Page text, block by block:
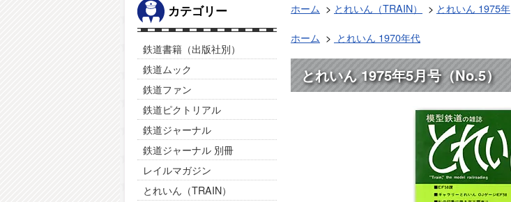
カテゴリー
鉄道書籍（出版社別）
鉄道ムック
鉄道ファン
鉄道ピクトリアル
鉄道ジャーナル
鉄道ジャーナル 別冊
レイルマガジン
とれいん（TRAIN）
ホーム > とれいん（TRAIN） > とれいん 1975年
ホーム > とれいん 1970年代
とれいん 1975年5月号（No.5）